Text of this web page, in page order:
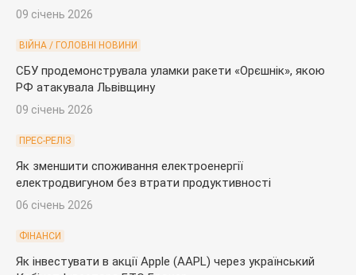
09 січень 2026
ВІЙНА / ГОЛОВНІ НОВИНИ
СБУ продемонструвала уламки ракети «Орєшнік», якою
РФ атакувала Львівщину
09 січень 2026
ПРЕС-РЕЛІЗ
Як зменшити споживання електроенергії
електродвигуном без втрати продуктивності
06 січень 2026
ФІНАНСИ
Як інвестувати в акції Apple (AAPL) через український